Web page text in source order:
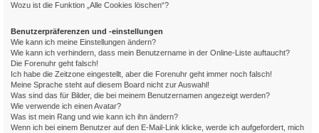
Wozu ist die Funktion „Alle Cookies löschen“?
Benutzerpräferenzen und -einstellungen
Wie kann ich meine Einstellungen ändern?
Wie kann ich verhindern, dass mein Benutzername in der Online-Liste auftaucht?
Die Forenuhr geht falsch!
Ich habe die Zeitzone eingestellt, aber die Forenuhr geht immer noch falsch!
Meine Sprache steht auf diesem Board nicht zur Auswahl!
Was sind das für Bilder, die bei meinem Benutzernamen angezeigt werden?
Wie verwende ich einen Avatar?
Was ist mein Rang und wie kann ich ihn ändern?
Wenn ich bei einem Benutzer auf den E-Mail-Link klicke, werde ich aufgefordert, mich